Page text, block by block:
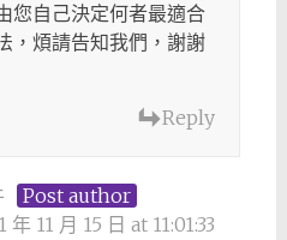
您自己決定何者最適合
，煩請告知我們，謝謝
Reply
Post author
年 11 月 15 日 at 11:01:33